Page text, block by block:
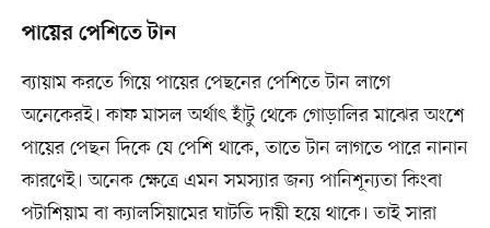
পায়ের পেশিতে টান
ব্যায়াম করতে গিয়ে পায়ের পেছনের পেশিতে টান লাগে
অনেকেরই। কাফ মাসল অর্থাৎ হাঁটু থেকে গোড়ালির মাঝের অংশে
পায়ের পেছন দিকে যে পেশি থাকে, তাতে টান লাগতে পারে নানান
কারণেই। অনেক ক্ষেত্রে এমন সমস্যার জন্য পানিশূন্যতা কিংবা
পটাশিয়াম বা ক্যালসিয়ামের ঘাটতি দায়ী হয়ে থাকে। তাই সারা